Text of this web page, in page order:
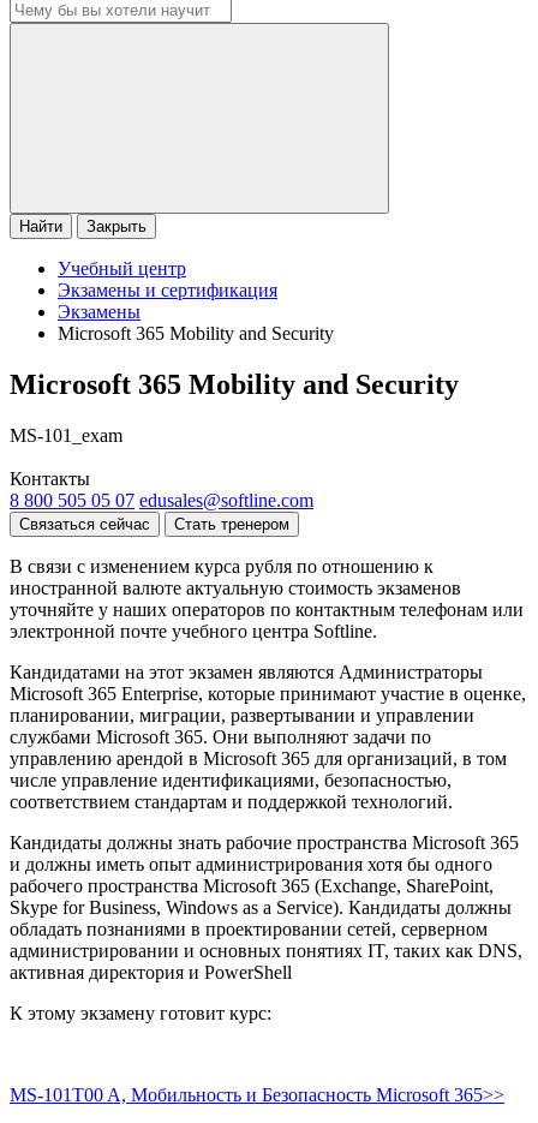
Найти Закрыть
Учебный центр
Экзамены и сертификация
Экзамены
Microsoft 365 Mobility and Security
Microsoft 365 Mobility and Security
MS-101_exam
Контакты
8 800 505 05 07 edusales@softline.com
Связаться сейчас Стать тренером
В связи с изменением курса рубля по отношению к
иностранной валюте актуальную стоимость экзаменов
уточняйте у наших операторов по контактным телефонам или
электронной почте учебного центра Softline.
Кандидатами на этот экзамен являются Администраторы
Microsoft 365 Enterprise, которые принимают участие в оценке,
планировании, миграции, развертывании и управлении
службами Microsoft 365. Они выполняют задачи по
управлению арендой в Microsoft 365 для организаций, в том
числе управление идентификациями, безопасностью,
соответствием стандартам и поддержкой технологий.
Кандидаты должны знать рабочие пространства Microsoft 365
и должны иметь опыт администрирования хотя бы одного
рабочего пространства Microsoft 365 (Exchange, SharePoint,
Skype for Business, Windows as a Service). Кандидаты должны
обладать познаниями в проектировании сетей, серверном
администрировании и основных понятиях IT, таких как DNS,
активная директория и PowerShell
К этому экзамену готовит курс:
MS-101T00 A, Мобильность и Безопасность Microsoft 365>>